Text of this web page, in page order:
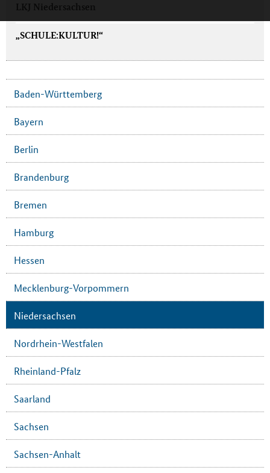
LKJ Niedersachsen
„SCHULE:KULTUR!“
Baden-Württemberg
Bayern
Berlin
Brandenburg
Bremen
Hamburg
Hessen
Mecklenburg-Vorpommern
Niedersachsen
Nordrhein-Westfalen
Rheinland-Pfalz
Saarland
Sachsen
Sachsen-Anhalt